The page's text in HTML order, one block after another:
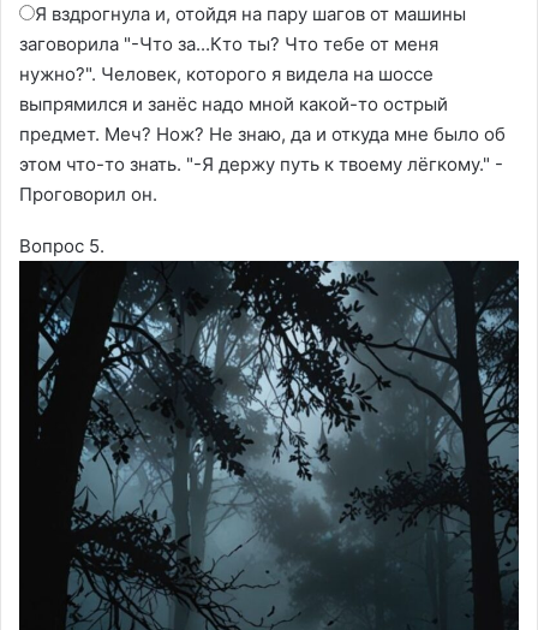
Я вздрогнула и, отойдя на пару шагов от машины
заговорила "-Что за...Кто ты? Что тебе от меня
нужно?". Человек, которого я видела на шоссе
выпрямился и занёс надо мной какой-то острый
предмет. Меч? Нож? Не знаю, да и откуда мне было об
этом что-то знать. "-Я держу путь к твоему лёгкому." -
Проговорил он.
Вопрос 5.